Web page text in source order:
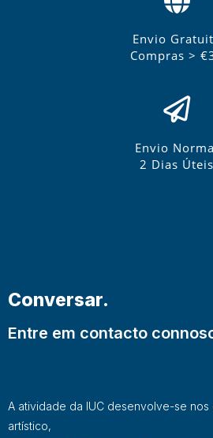
Envio
Compras >
Envio
2 Dias Úteis
Conversar.
Entre em contacto
A atividade da IUC desenvolve-se nos
artístico,